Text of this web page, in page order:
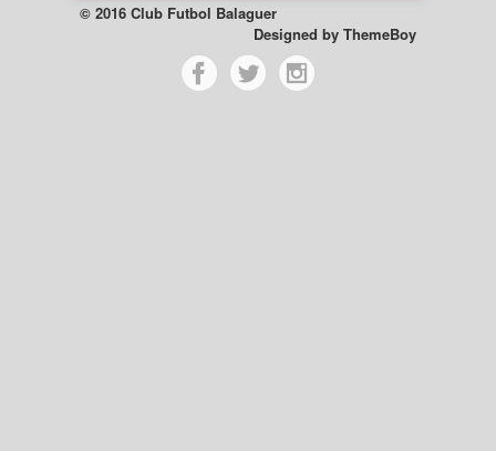
© 2016 Club Futbol Balaguer
Designed by ThemeBoy